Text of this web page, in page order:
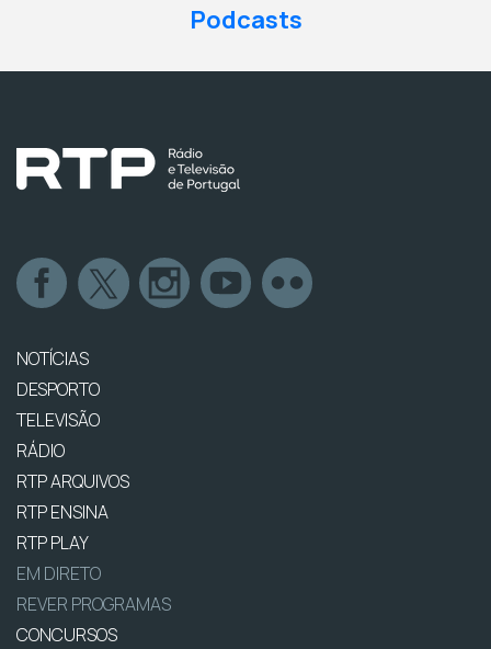
Podcasts
NOTÍCIAS
DESPORTO
TELEVISÃO
RÁDIO
RTP ARQUIVOS
RTP ENSINA
RTP PLAY
EM DIRETO
REVER PROGRAMAS
CONCURSOS